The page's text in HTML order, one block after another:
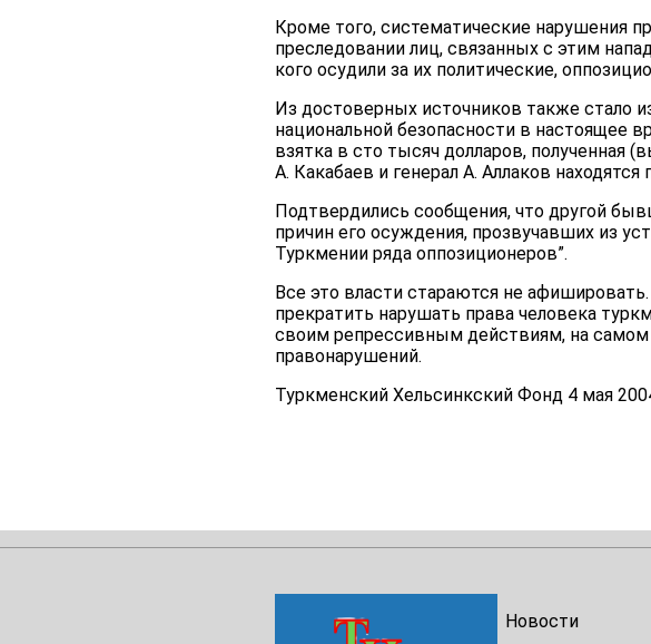
Кроме того, систематические нарушения
преследовании лиц, связанных с этим
кого осудили за их политические,
Из достоверных источников также стало
национальной безопасности в настоящее
взятка в сто тысяч долларов,
А. Какабаев и генерал А. Аллаков
Подтвердились сообщения, что другой
причин его осуждения, прозвучавших из
Туркмении ряда оппозиционеров”.
Все это власти стараются не
прекратить нарушать права человека
своим репрессивным действиям, на
правонарушений.
Туркменский Хельсинкский Фонд 4 мая
Новости